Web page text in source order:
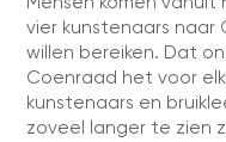
vier kunstenaars naar
willen bereiken. Dat
Coenraad het voor
kunstenaars en
zoveel langer te zien